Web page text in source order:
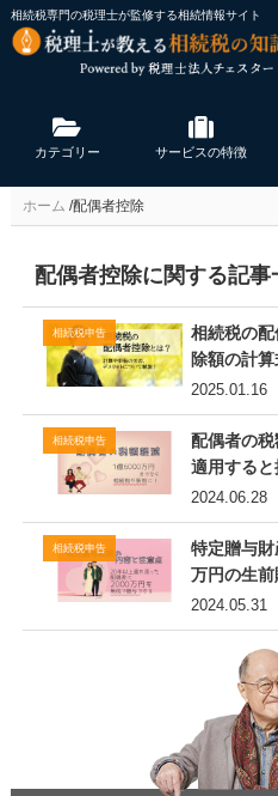
相続税専門の税理士が監修する相続情報サイト
カテゴリー サービスの特徴
ホーム /配偶者控除
配偶者控除に関する記事
相続税申告
2025.01.16
相続税の
除額の計
相続税申告
2024.06.28
配偶者の税
適用する
相続税申告
2024.05.31
特定贈与
万円の生